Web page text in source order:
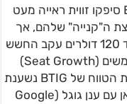
מנגד, האנליסטים בבית ההשקעות BTIG סיפקו זווית ראייה מעט
ה"קנייה" שלהם, אך
התאימו את מחיר היעד לטווח של 110 עד 120 דולרים עקב החשש
המבני מהשפעות ה-AI על כמות המשתמשים (Seat Growth)
בטווח הקצר. עם זאת, האופטימיות ארוכת הטווח של BTIG נשענת
על שיתוף הפעולה המתרחב של אטלסיאן עם ענן גוגל (Google